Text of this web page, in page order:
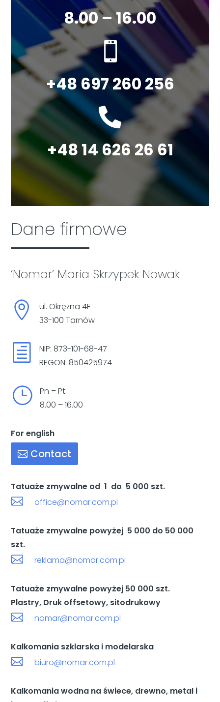
8.00 – 16.00

+48 697 260 256

+48 14 626 26 61
Dane firmowe
’Nomar’ Maria Skrzypek Nowak

ul. Okrężna 4F
33-100 Tarnów
h
NIP: 873-101-68-47
REGON: 850425974
}
Pn – Pt:
8.00 – 16.00
For english
Contact
Tatuaże zmywalne od 1 do 5 000 szt.
 office@nomar.com.pl
Tatuaże zmywalne powyżej 5 000 do 50 000
szt.
 reklama@nomar.com.pl
Tatuaże zmywalne powyżej 50 000 szt.
Plastry, Druk offsetowy, sitodrukowy
 nomar@nomar.com.pl
Kalkomania szklarska i modelarska
 biuro@nomar.com.pl
Kalkomania wodna na świece, drewno, metal i